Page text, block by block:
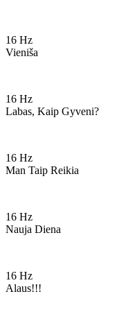
16 Hz
Vieniša
16 Hz
Labas, Kaip Gyveni?
16 Hz
Man Taip Reikia
16 Hz
Nauja Diena
16 Hz
Alaus!!!